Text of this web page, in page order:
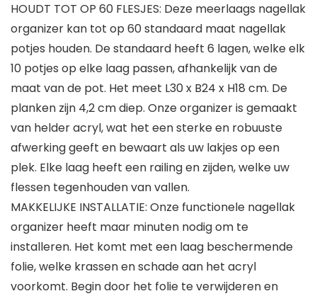
HOUDT TOT OP 60 FLESJES: Deze meerlaags nagellak
organizer kan tot op 60 standaard maat nagellak
potjes houden. De standaard heeft 6 lagen, welke elk
10 potjes op elke laag passen, afhankelijk van de
maat van de pot. Het meet L30 x B24 x H18 cm. De
planken zijn 4,2 cm diep. Onze organizer is gemaakt
van helder acryl, wat het een sterke en robuuste
afwerking geeft en bewaart als uw lakjes op een
plek. Elke laag heeft een railing en zijden, welke uw
flessen tegenhouden van vallen.
MAKKELIJKE INSTALLATIE: Onze functionele nagellak
organizer heeft maar minuten nodig om te
installeren. Het komt met een laag beschermende
folie, welke krassen en schade aan het acryl
voorkomt. Begin door het folie te verwijderen en